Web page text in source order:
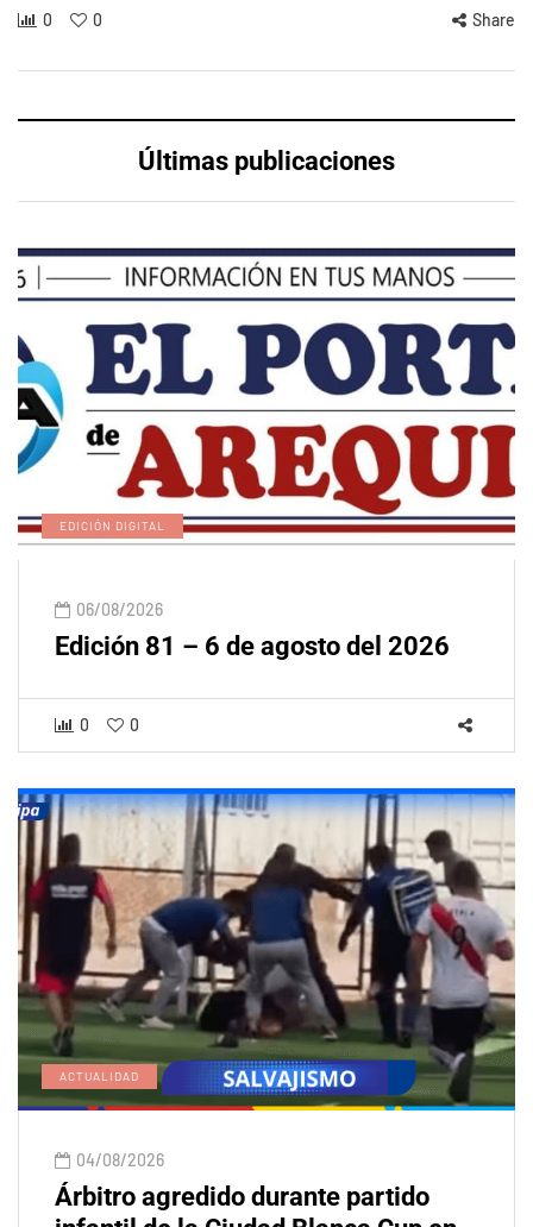
0 0 Share
Últimas publicaciones
EDICIÓN DIGITAL
06/08/2026
Edición 81 – 6 de agosto del 2026
0 0
ACTUALIDAD
04/08/2026
Árbitro agredido durante partido